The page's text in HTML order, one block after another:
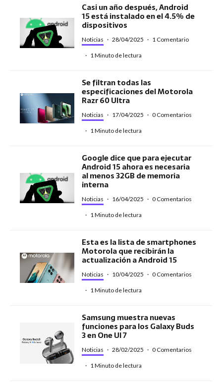
Casi un año después, Android
15 está instalado en el 4.5% de
dispositivos
Noticias · 28/04/2025 · 1 Comentario
· 1 Minuto de lectura
Se filtran todas las
especificaciones del Motorola
Razr 60 Ultra
Noticias · 17/04/2025 · 0 Comentarios
· 1 Minuto de lectura
Google dice que para ejecutar
Android 15 ahora es necesaria
al menos 32GB de memoria
interna
Noticias · 16/04/2025 · 0 Comentarios
· 1 Minuto de lectura
Esta es la lista de smartphones
Motorola que recibirán la
actualización a Android 15
Noticias · 10/04/2025 · 0 Comentarios
· 1 Minuto de lectura
Samsung muestra nuevas
funciones para los Galaxy Buds
3 en One UI 7
Noticias · 28/02/2025 · 0 Comentarios
· 1 Minuto de lectura